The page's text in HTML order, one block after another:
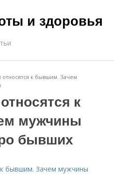
и здоровья
к бывшим. Зачем
к
мужчины
бывших
бывшим. Зачем мужчины